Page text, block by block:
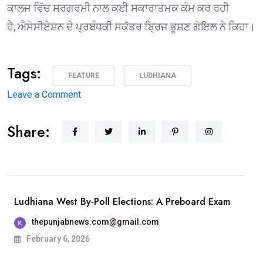
ਕਾਲਜ ਵਿੱਚ ਸਰਗਰਮੀ ਨਾਲ ਕਈ ਸਕਾਰਾਤਮਕ ਕੰਮ ਕਰ ਰਹੀ
ਹੈ, ਐਸੋਸੀਏਸ਼ਨ ਦੇ ਪ੍ਰਬੰਧਕੀ ਸਕੱਤਰ ਬ੍ਰਿਜ ਭੂਸ਼ਣ ਗੋਇਲ ਨੇ ਕਿਹਾ।
Tags: FEATURE LUDHIANA
Leave a Commenton
ਦੀ
ਗੋਲਡਨ
Share:
Ludhiana West By-Poll Elections: A Preboard Exam
thepunjabnews.com@gmail.com
February 6, 2026